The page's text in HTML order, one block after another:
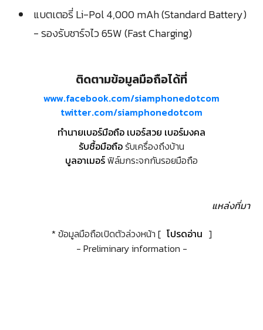
แบตเตอรี่ Li-Pol 4,000 mAh (Standard Battery)
- รองรับชาร์จไว 65W (Fast Charging)
ติดตามข้อมูลมือถือได้ที่
www.facebook.com/siamphonedotcom
twitter.com/siamphonedotcom
ทำนายเบอร์มือถือ เบอร์สวย เบอร์มงคล
รับซื้อมือถือรับเครื่องถึงบ้าน
บูลอาเมอร์ฟิล์มกระจกกันรอยมือถือ
แหล่งที่มา
* ข้อมูลมือถือเปิดตัวล่วงหน้า [ โปรดอ่าน ]
- Preliminary information -